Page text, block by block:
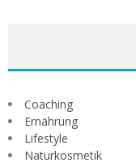
Coaching
Ernährung
Lifestyle
Naturkosmetik